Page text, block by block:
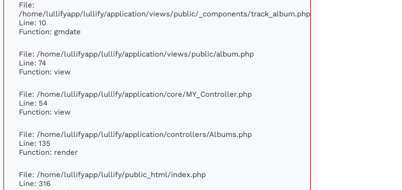
File:
/home/lullifyapp/lullify/application/views/public/_components/track_album.php
Line: 10
Function: gmdate
File: /home/lullifyapp/lullify/application/views/public/album.php
Line: 74
Function: view
File: /home/lullifyapp/lullify/application/core/MY_Controller.php
Line: 54
Function: view
File: /home/lullifyapp/lullify/application/controllers/Albums.php
Line: 135
Function: render
File: /home/lullifyapp/lullify/public_html/index.php
Line: 316